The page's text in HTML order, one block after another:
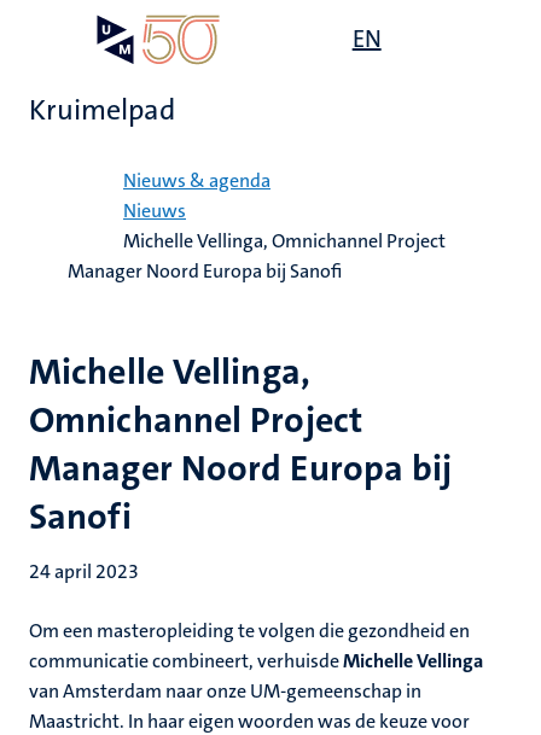
EN
Kruimelpad
Nieuws & agenda
Nieuws
Michelle Vellinga, Omnichannel Project
Manager Noord Europa bij Sanofi
Michelle Vellinga,
Omnichannel Project
Manager Noord Europa bij
Sanofi
24 april 2023
Om een masteropleiding te volgen die gezondheid en
communicatie combineert, verhuisdeMichelle Vellinga
van Amsterdam naar onze UM-gemeenschap in
Maastricht. In haar eigen woorden was de keuze voor